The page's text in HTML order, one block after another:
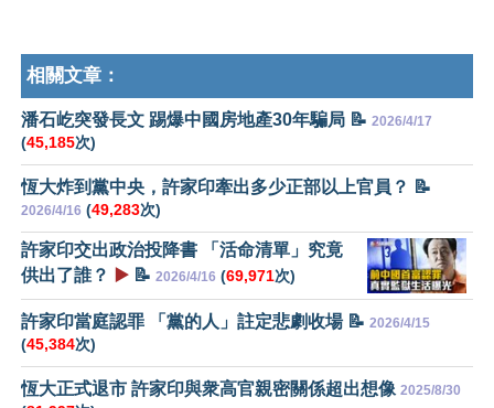
相關文章：
潘石屹突發長文 踢爆中國房地產30年騙局 📝 2026/4/17
(45,185次)
恆大炸到黨中央，許家印牽出多少正部以上官員？ 📝
2026/4/16 (49,283次)
許家印交出政治投降書 「活命清單」究竟
供出了誰？
▶️ 📝 2026/4/16 (69,971次)
許家印當庭認罪 「黨的人」註定悲劇收場 📝 2026/4/15
(45,384次)
恆大正式退市 許家印與衆高官親密關係超出想像 2025/8/30